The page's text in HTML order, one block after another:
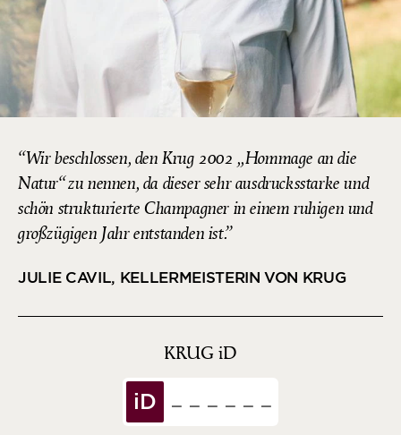
Wir beschlossen, den Krug 2002 „Hommage an die
Natur“ zu nennen, da dieser sehr ausdrucksstarke und
schön strukturierte Champagner in einem ruhigen und
großzügigen Jahr entstanden ist.
JULIE CAVIL, KELLERMEISTERIN VON KRUG
KRUG iD
iD